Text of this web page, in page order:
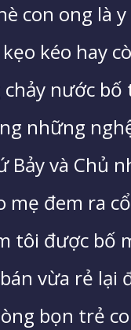
con ong là
kéo hay
nước
những
và Chủ
mẹ đem ra
tôi được bố
vừa rẻ lại
bọn trẻ